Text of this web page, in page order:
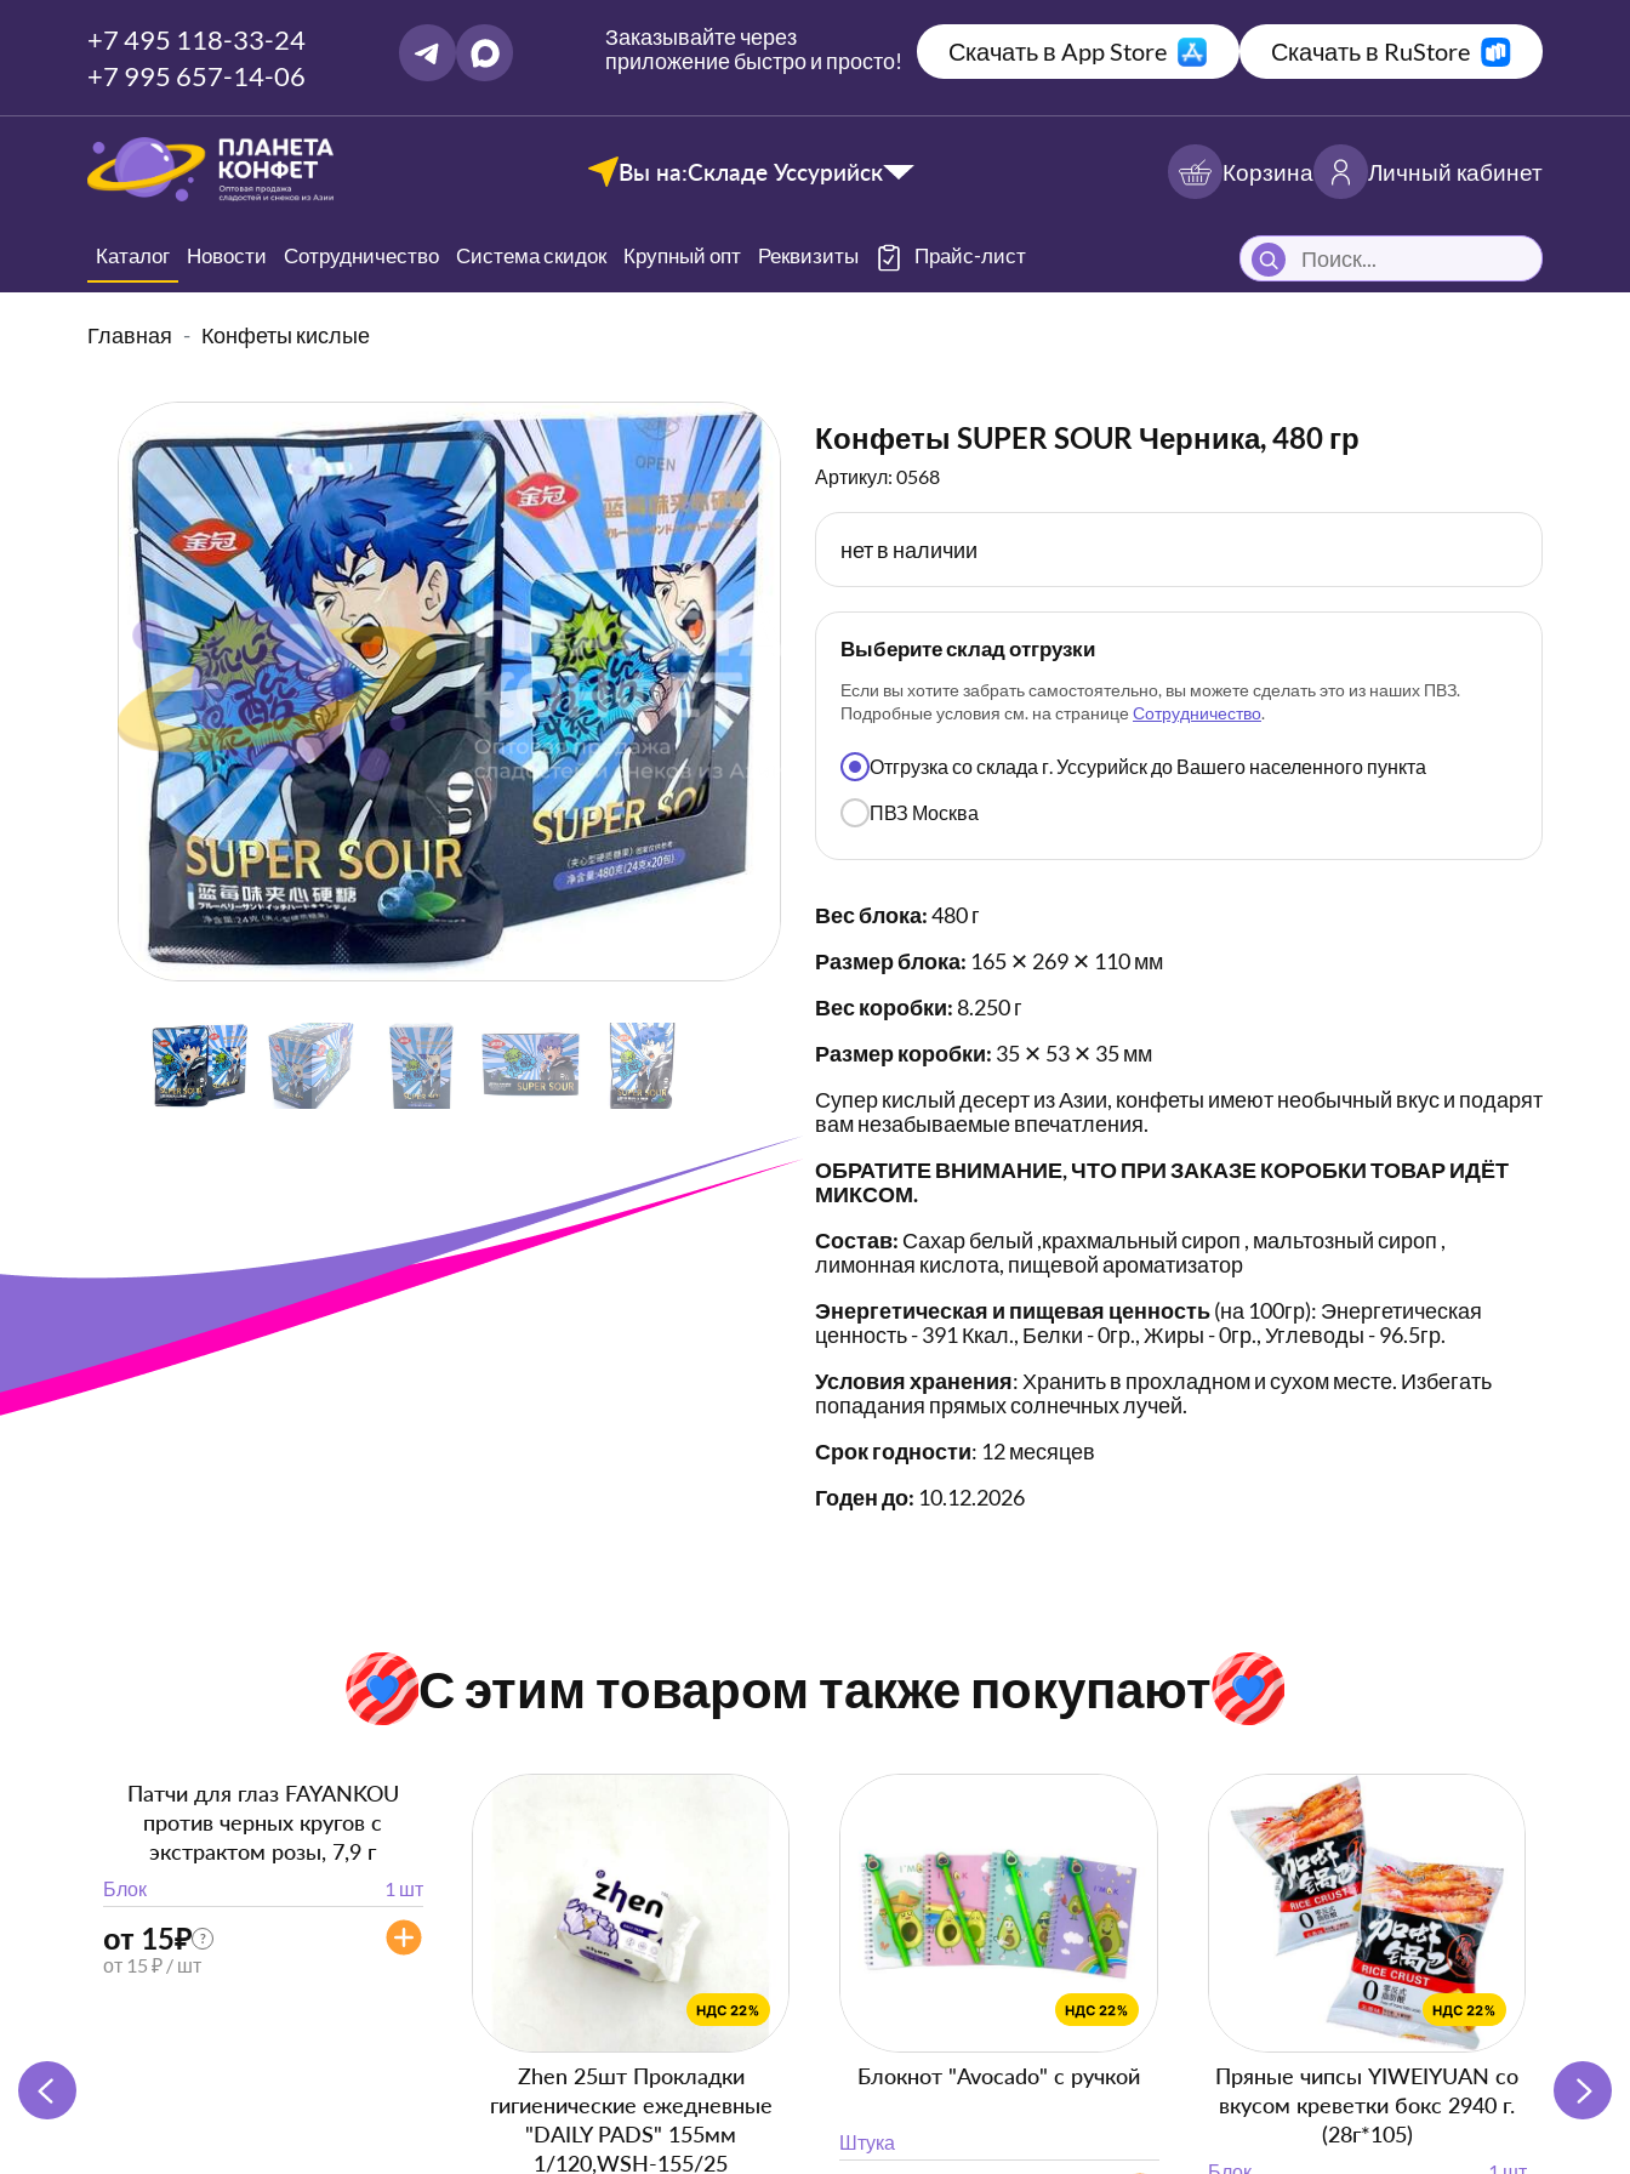
+7 495 118-33-24
+7 995 657-14-06
Заказывайте через
приложение быстро и просто!
Скачать в App Store Скачать в RuStore
Вы на:Складе Уссурийск Корзина Личный кабинет
Каталог Новости Сотрудничество Система скидок Крупный опт Реквизиты Прайс-лист
Главная Конфеты кислые
Конфеты SUPER SOUR Черника, 480 гр
Артикул: 0568
нет в наличии
Выберите склад отгрузки
Если вы хотите забрать самостоятельно, вы можете сделать это из наших ПВЗ.
Подробные условия см. на странице Сотрудничество.
Отгрузка со склада г. Уссурийск до Вашего населенного пункта
ПВЗ Москва
Вес блока:480 г
Размер блока: 165 ✕ 269 ✕ 110 мм
Вес коробки:8.250 г
Размер коробки: 35 ✕ 53 ✕ 35 мм
Супер кислый десерт из Азии, конфеты имеют необычный вкус и подарят
вам незабываемые впечатления.
ОБРАТИТЕ ВНИМАНИЕ, ЧТО ПРИ ЗАКАЗЕ КОРОБКИ ТОВАР ИДЁТ
МИКСОМ.
Состав: Сахар белый ,крахмальный сироп , мальтозный сироп ,
лимонная кислота, пищевой ароматизатор
Энергетическая и пищевая ценность(на 100гр): Энергетическая
ценность - 391 Ккал., Белки - 0гр., Жиры - 0гр., Углеводы - 96.5гр.
Условия хранения: Хранить в прохладном и сухом месте. Избегать
попадания прямых солнечных лучей.
Срок годности: 12 месяцев
Годен до: 10.12.2026
С этим товаром также покупают
Патчи для глаз FAYANKOU
против черных кругов с
экстрактом розы, 7,9 г
Блок 1 шт
от 15₽ ?
от 15 ₽ / шт
Zhen 25шт Прокладки
гигиенические ежедневные
"DAILY PADS" 155мм
1/120,WSH-155/25
Блокнот "Avocado" с ручкой
Штука
Пряные чипсы YIWEIYUAN со
вкусом креветки бокс 2940 г.
(28г*105)